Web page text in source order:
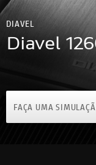
DIAVEL
Diavel
FAÇA UMA